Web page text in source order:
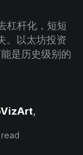
杠杆化，短短
。以太坊投资
是历史级别的
,
read